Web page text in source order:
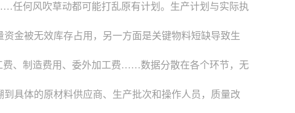
任何风吹草动都可能打乱原有计划。生产计划与实际执
金被无效库存占用，另一方面是关键物料短缺导致生
费、制造费用、委外加工费……数据分散在各个环节，无
具体的原材料供应商、生产批次和操作人员，质量改